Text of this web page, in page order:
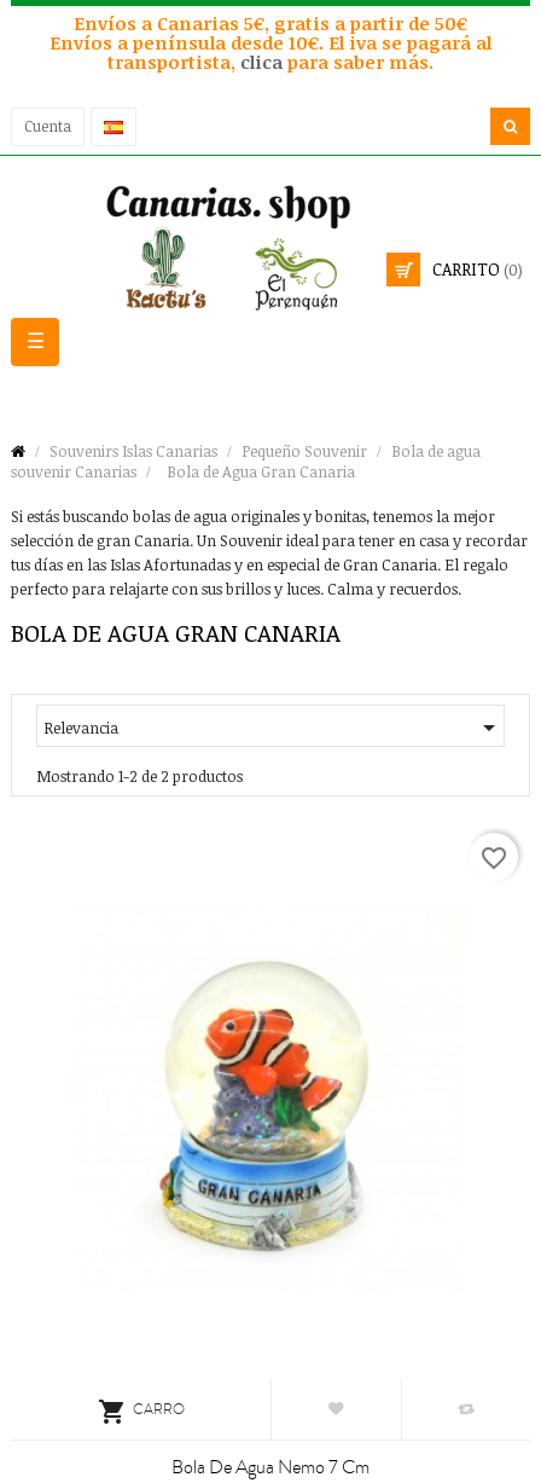
Envíos a Canarias 5€, gratis a partir de 50€
Envíos a península desde 10€. El iva se pagará al
transportista, clica para saber más.
Cuenta
CARRITO (0)
Navegación
de
☰
Souvenirs Islas Canarias Pequeño Souvenir
Bola de agua
souvenir Canarias
Bola de Agua Gran Canaria
Si estás buscando bolas de agua originales y bonitas, tenemos la mejor
selección de gran Canaria. Un Souvenir ideal para tener en casa y recordar
tus días en las Islas Afortunadas y en especial de Gran Canaria. El regalo
perfecto para relajarte con sus brillos y luces. Calma y recuerdos.
BOLA DE AGUA GRAN CANARIA
Relevancia 
Mostrando 1-2 de 2 productos
 CARRO
Bola De Agua Nemo 7 Cm
favorite_border